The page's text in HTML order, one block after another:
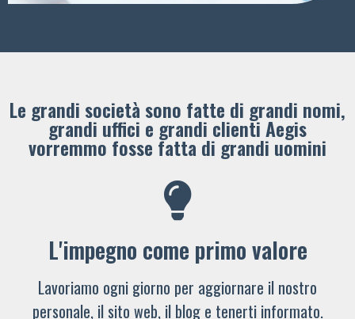
Le grandi società sono fatte di grandi nomi,
grandi uffici e grandi clienti ​Aegis
vorremmo fosse fatta di grandi uomini
L'impegno come primo valore
Lavoriamo ogni giorno per aggiornare il nostro
personale, il sito web, il blog e tenerti informato.